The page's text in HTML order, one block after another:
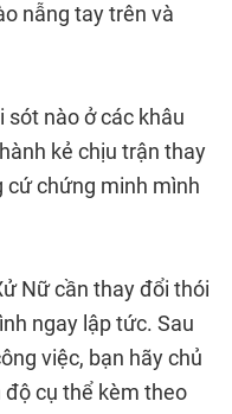
nẫng tay trên và
sót nào ở các khâu
kẻ chịu trận thay
cứ chứng minh mình
Nữ cần thay đổi thói
ngay lập tức. Sau
việc, bạn hãy chủ
cụ thể kèm theo